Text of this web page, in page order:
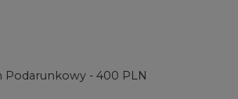
Podarunkowy - 400 PLN